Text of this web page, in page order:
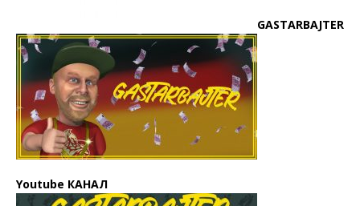
GASTARBAJTER
Youtube КАНАЛ